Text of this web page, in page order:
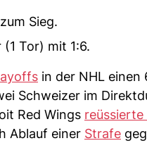
Sieg.
Tor) mit 1:6.
in der NHL einen
Schweizer im
Red Wings
Ablauf einer Strafe